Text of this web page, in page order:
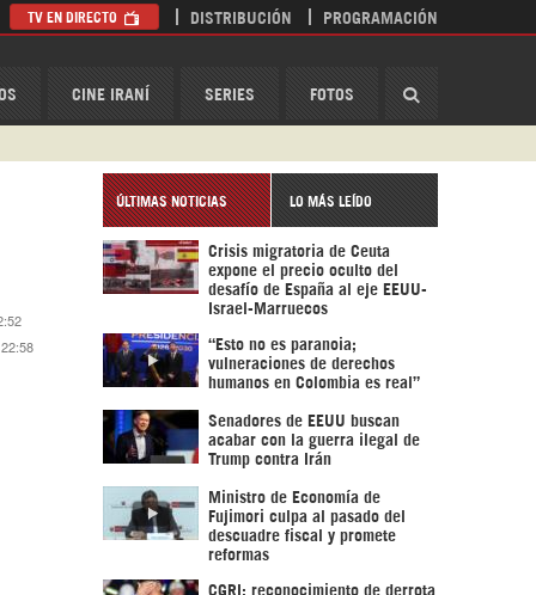
CINE IRANÍ SERIES FOTOS
TV EN DIRECTO DISTRIBUCIÓN PROGRAMACIÓN
ÚLTIMAS NOTICIAS LO MÁS LEÍDO
Crisis migratoria de Ceuta
expone el precio oculto del
desafío de España al eje EEUU-
Israel-Marruecos
“Esto no es paranoia;
vulneraciones de derechos
humanos en Colombia es real”
Senadores de EEUU buscan
acabar con la guerra ilegal de
Trump contra Irán
Ministro de Economía de
Fujimori culpa al pasado del
descuadre fiscal y promete
reformas
CGRI: reconocimiento de derrota